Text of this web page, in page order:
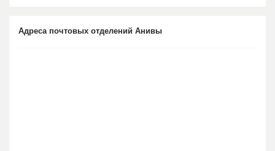
Адреса почтовых отделений Анивы